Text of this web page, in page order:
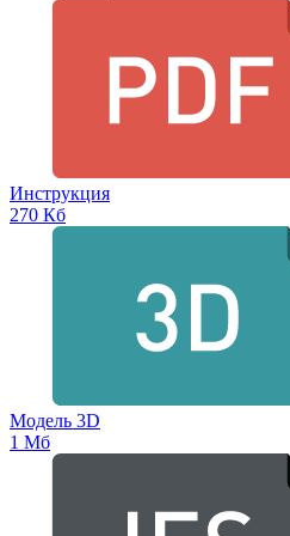
Инструкция
270 Кб
Модель 3D
1 Мб